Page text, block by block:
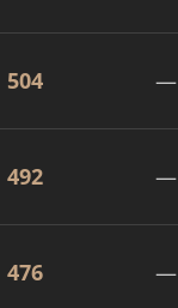
504 —
492 —
476 —